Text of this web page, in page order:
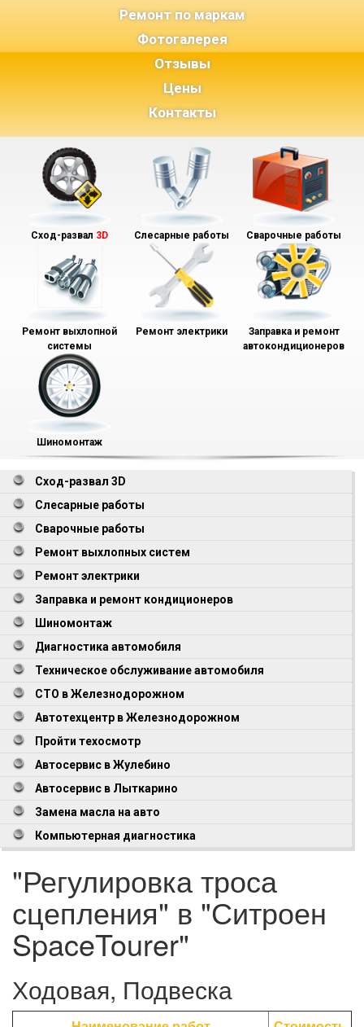
Ремонт по маркам
Фотогалерея
Отзывы
Цены
Контакты
Сход-развал 3D Слесарные работы Сварочные работы
Ремонт выхлопной
системы
Ремонт электрики
Заправка и ремонт
автокондиционеров
Шиномонтаж
Сход-развал 3D
Слесарные работы
Сварочные работы
Ремонт выхлопных систем
Ремонт электрики
Заправка и ремонт кондиционеров
Шиномонтаж
Диагностика автомобиля
Техническое обслуживание автомобиля
СТО в Железнодорожном
Автотехцентр в Железнодорожном
Пройти техосмотр
Автосервис в Жулебино
Автосервис в Лыткарино
Замена масла на авто
Компьютерная диагностика
"Регулировка троса
сцепления" в "Ситроен
SpaceTourer"
Ходовая, Подвеска